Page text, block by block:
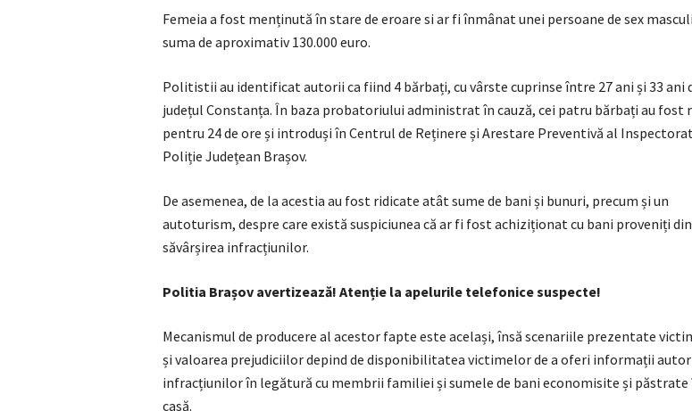
Femeia a fost menținută în stare de eroare si ar fi înmânat unei persoane de sex
suma de aproximativ 130.000 euro.
Politistii au identificat autorii ca fiind 4 bărbați, cu vârste cuprinse între 27 ani și 33 ani
județul Constanța. În baza probatoriului administrat în cauză, cei patru bărbați au fost
pentru 24 de ore și introduși în Centrul de Reținere și Arestare Preventivă al
Poliție Județean Brașov.
De asemenea, de la acestia au fost ridicate atât sume de bani și bunuri, precum și un
autoturism, despre care există suspiciunea că ar fi fost achiziționat cu bani proveniți din
săvârșirea infracțiunilor.
Politia Brașov avertizează! Atenție la apelurile telefonice suspecte!
Mecanismul de producere al acestor fapte este același, însă scenariile prezentate
și valoarea prejudiciilor depind de disponibilitatea victimelor de a oferi informații
infracțiunilor în legătură cu membrii familiei și sumele de bani economisite și păstrate
casă.